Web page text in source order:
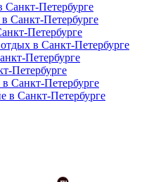
Санкт-Петербурге
Санкт-Петербурге
Петербурге
в Санкт-Петербурге
Петербурге
Петербурге
Санкт-Петербурге
в Санкт-Петербурге